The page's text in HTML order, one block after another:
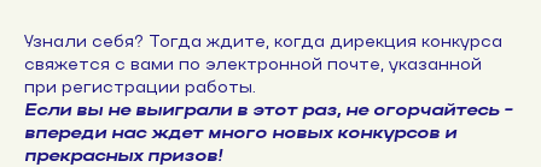
Узнали себя? Тогда ждите, когда дирекция конкурса
свяжется с вами по электронной почте, указанной
при регистрации работы.
Если вы не выиграли в этот раз, не огорчайтесь -
впереди нас ждет много новых конкурсов и
прекрасных призов!